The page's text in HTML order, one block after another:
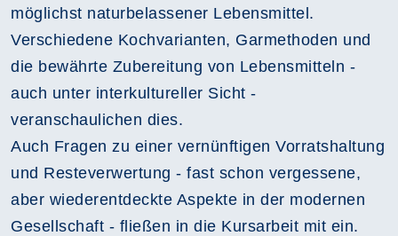
möglichst naturbelassener Lebensmittel.
Verschiedene Kochvarianten, Garmethoden und
die bewährte Zubereitung von Lebensmitteln -
auch unter interkultureller Sicht -
veranschaulichen dies.
Auch Fragen zu einer vernünftigen Vorratshaltung
und Resteverwertung - fast schon vergessene,
aber wiederentdeckte Aspekte in der modernen
Gesellschaft - fließen in die Kursarbeit mit ein.